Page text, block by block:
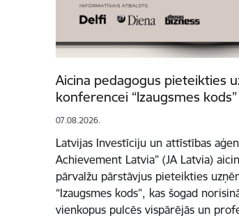
Aicina pedagogus pieteikties
konferencei “Izaugsmes kods”
07.08.2026.
Latvijas Investīciju un attīstības
Achievement Latvia” (JA Latvia)
pārvalžu pārstāvjus pieteikties
“Izaugsmes kods”, kas šogad
vienkopus pulcēs vispārējās un